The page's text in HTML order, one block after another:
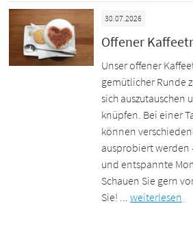
30.07.2026
Offener
Unser offener
gemütlicher Runde
sich auszutauschen
knüpfen. Bei einer
können
ausprobiert werden
und entspannte
Schauen Sie gern
Sie! ...weiterlesen